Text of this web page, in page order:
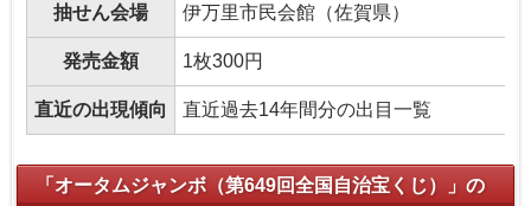
抽せん会場 伊万里市民会館（佐賀県）
発売金額 1枚300円
直近の出現傾向 直近過去14年間分の出目一覧
「オータムジャンボ（第649回全国自治宝くじ）」の